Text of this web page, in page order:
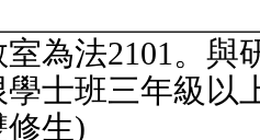
室為法2101。與
學士班三年級以
修生)